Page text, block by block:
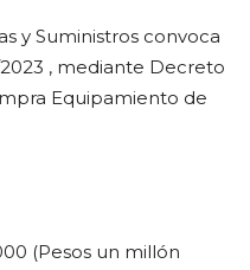
y Suministros convoca
, mediante Decreto
Equipamiento de
(Pesos un millón